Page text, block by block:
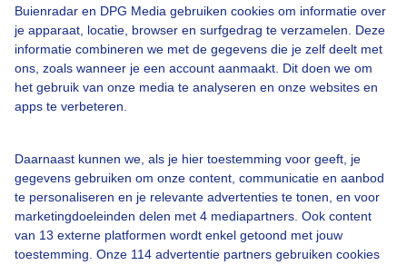
Buienradar en DPG Media gebruiken cookies om informatie over
je apparaat, locatie, browser en surfgedrag te verzamelen. Deze
informatie combineren we met de gegevens die je zelf deelt met
ons, zoals wanneer je een account aanmaakt. Dit doen we om
het gebruik van onze media te analyseren en onze websites en
apps te verbeteren.
Daarnaast kunnen we, als je hier toestemming voor geeft, je
gegevens gebruiken om onze content, communicatie en aanbod
te personaliseren en je relevante advertenties te tonen, en voor
marketingdoeleinden delen met 4 mediapartners. Ook content
van 13 externe platformen wordt enkel getoond met jouw
toestemming. Onze 114 advertentie partners gebruiken cookies
Bekijk slideshow